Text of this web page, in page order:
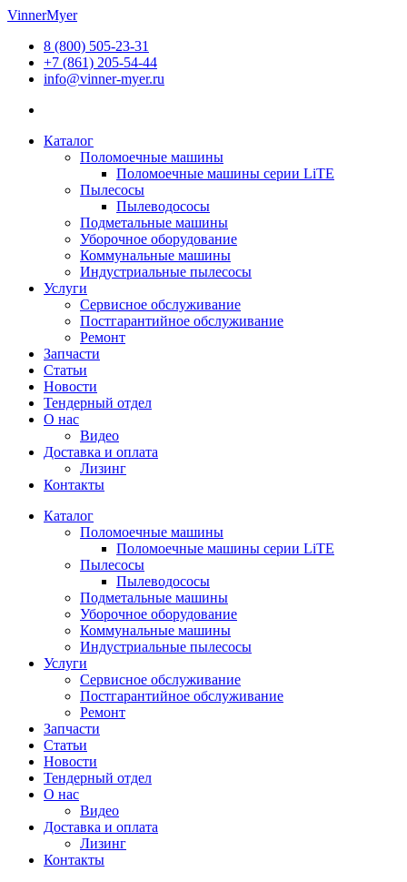
Перейти
содержимому
VinnerMyer
8 (800) 505-23-31
+7 (861) 205-54-44
info@vinner-myer.ru
Каталог
Поломоечные машины
Поломоечные машины серии LiTE
Пылесосы
Пылеводососы
Подметальные машины
Уборочное оборудование
Коммунальные машины
Индустриальные пылесосы
Услуги
Сервисное обслуживание
Постгарантийное обслуживание
Ремонт
Запчасти
Статьи
Новости
Тендерный отдел
О нас
Видео
Доставка и оплата
Лизинг
Контакты
Каталог
Поломоечные машины
Поломоечные машины серии LiTE
Пылесосы
Пылеводососы
Подметальные машины
Уборочное оборудование
Коммунальные машины
Индустриальные пылесосы
Услуги
Сервисное обслуживание
Постгарантийное обслуживание
Ремонт
Запчасти
Статьи
Новости
Тендерный отдел
О нас
Видео
Доставка и оплата
Лизинг
Контакты